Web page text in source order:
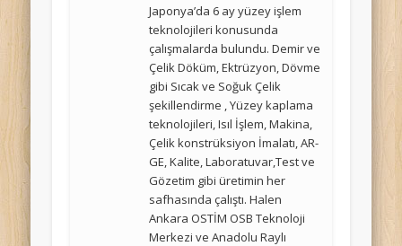
Japonya’da 6 ay yüzey işlem
teknolojileri konusunda
çalışmalarda bulundu. Demir ve
Çelik Döküm, Ektrüzyon, Dövme
gibi Sıcak ve Soğuk Çelik
şekillendirme , Yüzey kaplama
teknolojileri, Isıl İşlem, Makina,
Çelik konstrüksiyon İmalatı, AR-
GE, Kalite, Laboratuvar,Test ve
Gözetim gibi üretimin her
safhasında çalıştı. Halen
Ankara OSTİM OSB Teknoloji
Merkezi ve Anadolu Raylı